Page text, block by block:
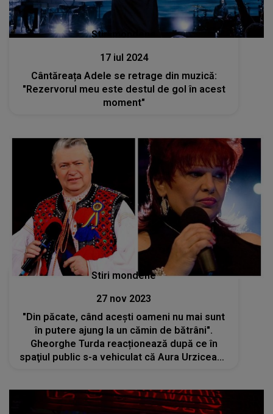
Stiri mondene
17 iul 2024
Cântăreața Adele se retrage din muzică:
"Rezervorul meu este destul de gol în acest
moment"
Stiri mondene
27 nov 2023
"Din păcate, când acești oameni nu mai sunt
în putere ajung la un cămin de bătrâni".
Gheorghe Turda reacționează după ce în
spaţiul public s-a vehiculat că Aura Urziceanu